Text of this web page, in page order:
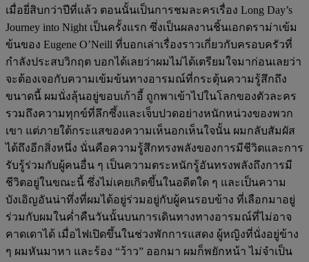
เมื่อยี่สิบกว่าปีที่แล้ว ตอนนั้นเป็นการชมละครเรื่อง Long Day’s
Journey into Night เป็นครั้งแรก ซึ่งเป็นผลงานชิ้นเอกดราม่าเข้ม
ข้นของ Eugene O’Neill ที่บอกเล่าเรื่องราวเกี่ยวกับครอบครัวที่
กำลังประสบวิกฤต บอกได้เลยว่าผมไม่ได้เตรียมใจมาก่อนเลยว่า
จะต้องเจอกับความเข้มข้นทางอารมณ์ที่กระตุ้นความรู้สึกถึง
ขนาดนี้ ผมนั่งลุ้นอยู่ขอบเก้าอี้ ถูกพาเข้าไปในโลกของตัวละคร
รวมถึงความทุกข์ที่ลึกซึ้งและเจ็บปวดอย่างหนักหน่วงของพวก
เขา แต่ภายใต้กระแสของความเห็นอกเห็นใจนั้น ผมกลับสัมผัส
ได้ถึงอีกสิ่งหนึ่ง นั่นคือความรู้สึกทรงพลังของการมีชีวิตและการ
รับรู้ร่วมกับผู้คนอื่น ๆ เป็นความตระหนักรู้อันทรงพลังถึงการมี
ชีวิตอยู่ในขณะนี้ ซึ่งไม่เคยเกิดขึ้นในอดีตใด ๆ และเป็นความ
บังเอิญอันน่าทึ่งที่ผมได้อยู่ร่วมอยู่กับผู้คนรอบข้าง ที่เลือกมาอยู่
ร่วมกับผมในค่ำคืนวันนั้นบนการเดินทางทางอารมณ์ที่ไม่อาจ
คาดเดาได้ เมื่อไฟเปิดขึ้นในช่วงพักการแสดง ผู้หญิงที่นั่งอยู่ข้าง
ๆ ผมหันมาหา และร้อง “ว้าว” ออกมา ผมก็พยักหน้า ไม่จำเป็น